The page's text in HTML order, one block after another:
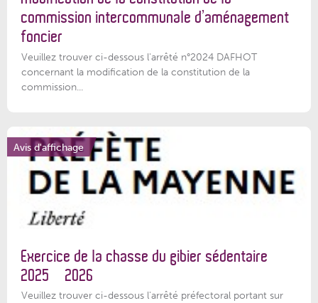
commission intercommunale d’aménagement
foncier
Veuillez trouver ci-dessous l'arrêté n°2024 DAFHOT
concernant la modification de la constitution de la
commission...
Avis d'affichage
Exercice de la chasse du gibier sédentaire
2025 – 2026
Veuillez trouver ci-dessous l'arrêté préfectoral portant sur